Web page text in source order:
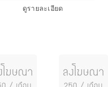
ดูรายละเอียด